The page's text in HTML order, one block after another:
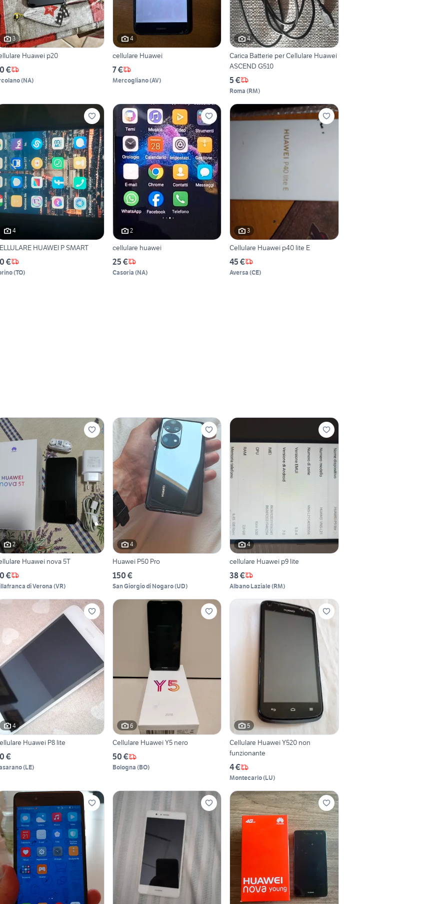
3
Huawei p20
€
(NA)
4
cellulare Huawei
7 €
Mercogliano(AV)
4
Carica Batterie per Cellulare Huawei
ASCEND G510
5 €
Roma (RM)
4
HUAWEI P SMART
€
(TO)
2
cellulare huawei
25 €
Casoria (NA)
3
Cellulare Huawei p40 lite E
45 €
Aversa (CE)
2
Huawei nova 5T
€
di Verona (VR)
4
Huawei P50 Pro
150 €
San Giorgio di Nogaro(UD)
4
cellulare Huawei p9 lite
38 €
Albano Laziale(RM)
4
Huawei P8 lite
€
(LE)
6
Cellulare Huawei Y5 nero
50 €
Bologna (BO)
5
Cellulare Huawei Y520 non
funzionante
4 €
Montecarlo(LU)